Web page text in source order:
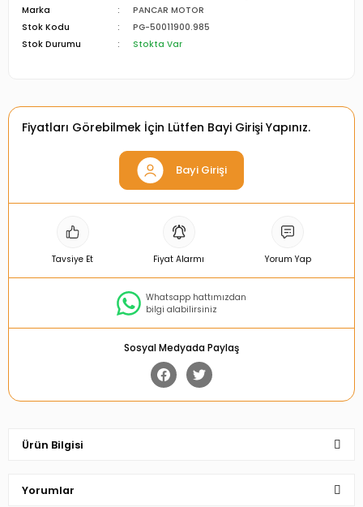
Marka
PANCAR MOTOR
Stok Kodu
PG-50011900.985
Stok Durumu
Stokta Var
Fiyatları Görebilmek İçin Lütfen Bayi Girişi Yapınız.
Bayi Girişi
Tavsiye Et Fiyat Alarmı Yorum Yap
Whatsapp hattımızdan
bilgi alabilirsiniz
Sosyal Medyada Paylaş
Ürün Bilgisi
Yorumlar